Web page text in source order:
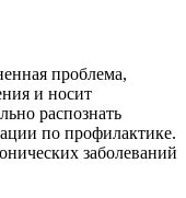
проблема,
и носит
распознать
по профилактике.
заболеваний